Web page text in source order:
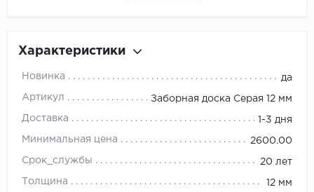
Характеристики
Новинка да
Артикул Заборная доска Серая 12 мм
Доставка 1-3 дня
Минимальная цена 2600.00
Срок_службы 20 лет
Толщина 12 мм